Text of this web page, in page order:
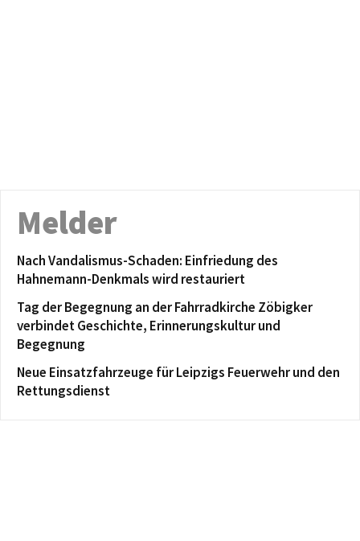
Melder
Nach Vandalismus-Schaden: Einfriedung des
Hahnemann-Denkmals wird restauriert
Tag der Begegnung an der Fahrradkirche Zöbigker
verbindet Geschichte, Erinnerungskultur und
Begegnung
Neue Einsatzfahrzeuge für Leipzigs Feuerwehr und den
Rettungsdienst